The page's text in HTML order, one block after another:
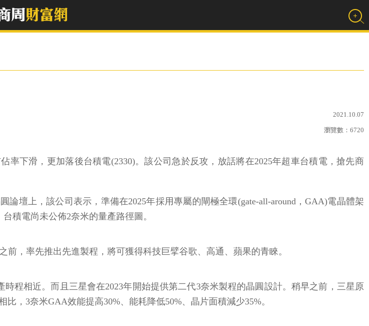
2021.10.07
瀏覽數： 6720
率下滑，更加落後台積電(2330)。該公司急於反攻，放話將在2025年超車台積電，搶先商
論壇上，該公司表示，準備在2025年採用專屬的閘極全環(gate-all-around，GAA)電晶體架
積電尚未公佈2奈米的量產路徑圖。
前，率先推出先進製程，將可獲得科技巨擘谷歌、高通、蘋果的青睞。
程相近。而且三星會在2023年開始提供第二代3奈米製程的晶圓設計。稍早之前，三星原
，3奈米GAA效能提高30%、能耗降低50%、晶片面積減少35%。